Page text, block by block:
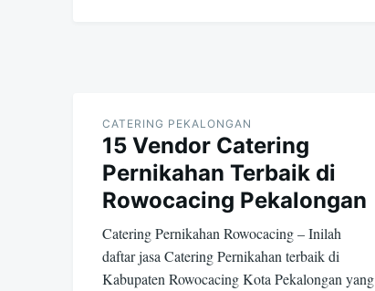
CATERING PEKALONGAN
15 Vendor Catering
Pernikahan Terbaik di
Rowocacing Pekalongan
Catering Pernikahan Rowocacing – Inilah
daftar jasa Catering Pernikahan terbaik di
Kabupaten Rowocacing Kota Pekalongan yang